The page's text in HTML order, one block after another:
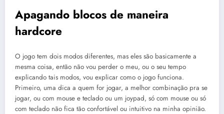
Apagando blocos de maneira
hardcore
O jogo tem dois modos diferentes, mas eles são basicamente a
mesma coisa, então não vou perder o meu, ou o seu tempo
explicando tais modos, vou explicar como o jogo funciona.
Primeiro, uma dica a quem for jogar, a melhor combinação pra se
jogar, ou com mouse e teclado ou um joypad, só com mouse ou só
com teclado não fica tão confortável ou intuitivo na minha opinião.